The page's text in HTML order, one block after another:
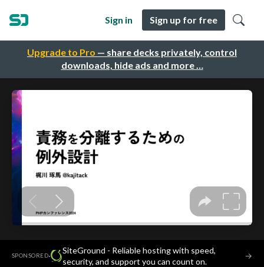
Upgrade to Pro — share decks privately, control
downloads, hide ads and more …
Sign in Sign up for free
SPONSORED·
SiteGround - Reliable hosting with speed,
security, and support you can count on.
→